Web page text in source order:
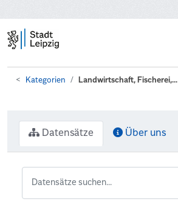
Kategorien Landwirtschaft, Fischerei,...
Datensätze Über uns